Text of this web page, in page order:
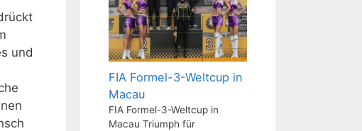
und
FIA Formel-3-Weltcup in
Macau
FIA Formel-3-Weltcup in
Macau Triumph für